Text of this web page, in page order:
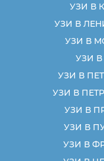
УЗИ В
УЗИ В
УЗИ В
УЗИ
УЗИ В
УЗИ В
УЗИ В
УЗИ В
УЗИ В